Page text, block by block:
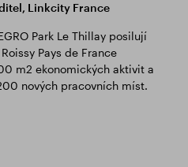
Linkcity France
Park Le Thillay posilují
Pays de France
m2 ekonomických aktivit a
nových pracovních míst.